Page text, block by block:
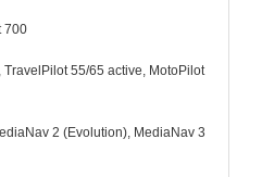
700
55/65 active, MotoPilot
2 (Evolution), MediaNav 3